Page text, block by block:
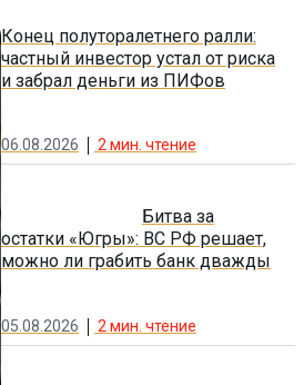
Конец полуторалетнего ралли:
частный инвестор устал от риска
и забрал деньги из ПИФов
06.08.2026 2 мин. чтение
Битва за
остатки «Югры»: ВС РФ решает,
можно ли грабить банк дважды
05.08.2026 2 мин. чтение